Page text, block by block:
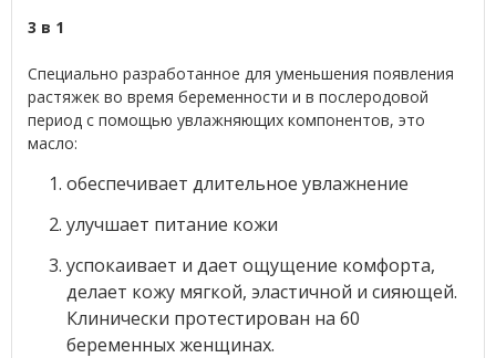
3 в 1
Специально разработанное для уменьшения появления
растяжек во время беременности и в послеродовой
период с помощью увлажняющих компонентов, это
масло:
обеспечивает длительное увлажнение
улучшает питание кожи
успокаивает и дает ощущение комфорта,
делает кожу мягкой, эластичной и сияющей.
Клинически протестирован на 60
беременных женщинах.